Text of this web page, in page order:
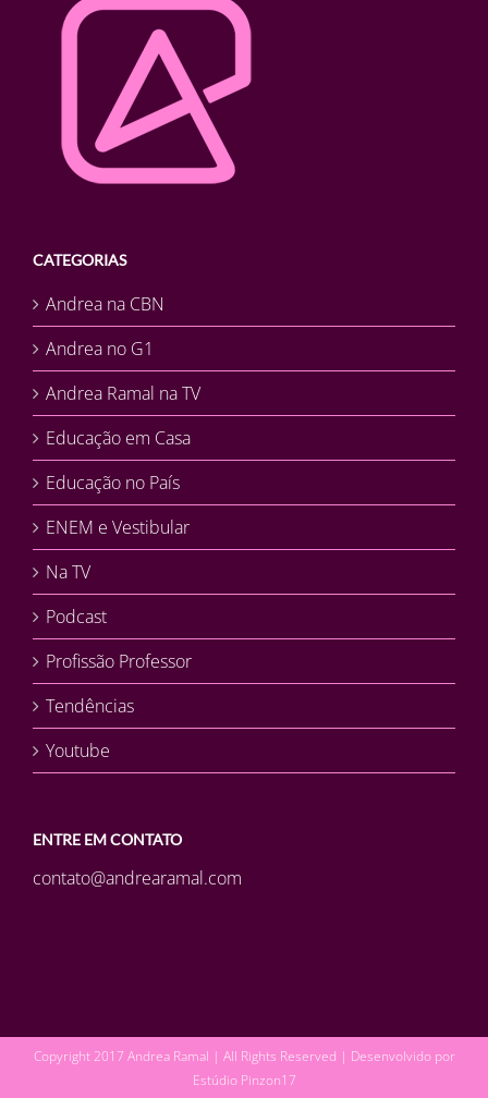
CATEGORIAS
Andrea na CBN
Andrea no G1
Andrea Ramal na TV
Educação em Casa
Educação no País
ENEM e Vestibular
Na TV
Podcast
Profissão Professor
Tendências
Youtube
ENTRE EM CONTATO
contato@andrearamal.com
Copyright 2017 Andrea Ramal | All Rights Reserved | Desenvolvido por
Estúdio Pinzon17